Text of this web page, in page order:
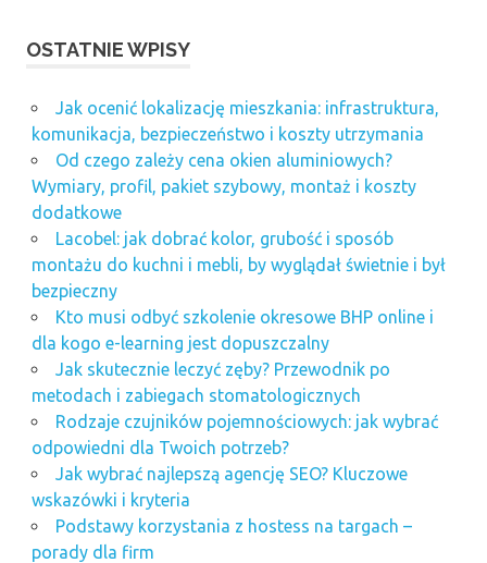
OSTATNIE WPISY
Jak ocenić lokalizację mieszkania: infrastruktura,
komunikacja, bezpieczeństwo i koszty utrzymania
Od czego zależy cena okien aluminiowych?
Wymiary, profil, pakiet szybowy, montaż i koszty
dodatkowe
Lacobel: jak dobrać kolor, grubość i sposób
montażu do kuchni i mebli, by wyglądał świetnie i był
bezpieczny
Kto musi odbyć szkolenie okresowe BHP online i
dla kogo e-learning jest dopuszczalny
Jak skutecznie leczyć zęby? Przewodnik po
metodach i zabiegach stomatologicznych
Rodzaje czujników pojemnościowych: jak wybrać
odpowiedni dla Twoich potrzeb?
Jak wybrać najlepszą agencję SEO? Kluczowe
wskazówki i kryteria
Podstawy korzystania z hostess na targach –
porady dla firm